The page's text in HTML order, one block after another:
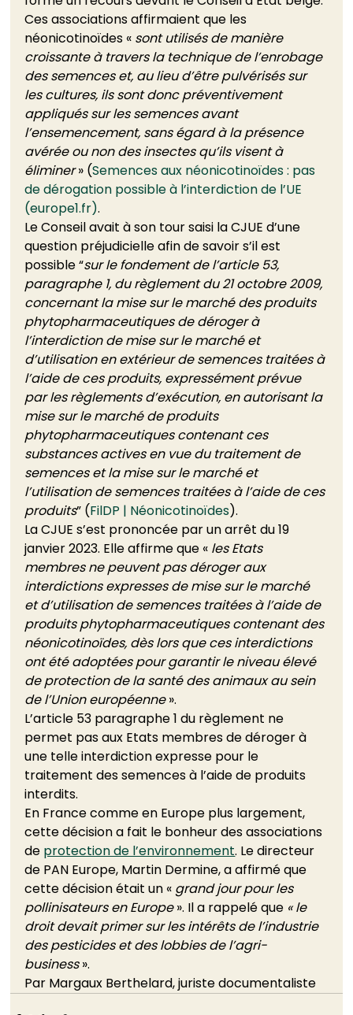
Ces associations affirmaient que les
néonicotinoïdes « sont utilisés de manière
croissante à travers la technique de l’enrobage
des semences et, au lieu d’être pulvérisés sur
les cultures, ils sont donc préventivement
appliqués sur les semences avant
l’ensemencement, sans égard à la présence
avérée ou non des insectes qu’ils visent à
éliminer » (Semences aux néonicotinoïdes : pas
de dérogation possible à l’interdiction de l’UE
(europe1.fr).
Le Conseil avait à son tour saisi la CJUE d’une
question préjudicielle afin de savoir s’il est
possible “sur le fondement de l’article 53,
paragraphe 1, du règlement du 21 octobre 2009,
concernant la mise sur le marché des produits
phytopharmaceutiques de déroger à
l’interdiction de mise sur le marché et
d’utilisation en extérieur de semences traitées à
l’aide de ces produits, expressément prévue
par les règlements d’exécution, en autorisant la
mise sur le marché de produits
phytopharmaceutiques contenant ces
substances actives en vue du traitement de
semences et la mise sur le marché et
l’utilisation de semences traitées à l’aide de ces
produits” (FilDP | Néonicotinoïdes).
La CJUE s’est prononcée par un arrêt du 19
janvier 2023. Elle affirme que « les Etats
membres ne peuvent pas déroger aux
interdictions expresses de mise sur le marché
et d’utilisation de semences traitées à l’aide de
produits phytopharmaceutiques contenant des
néonicotinoïdes, dès lors que ces interdictions
ont été adoptées pour garantir le niveau élevé
de protection de la santé des animaux au sein
de l’Union européenne ».
L’article 53 paragraphe 1 du règlement ne
permet pas aux Etats membres de déroger à
une telle interdiction expresse pour le
traitement des semences à l’aide de produits
interdits.
En France comme en Europe plus largement,
cette décision a fait le bonheur des associations
de protection de l’environnement. Le directeur
de PAN Europe, Martin Dermine, a affirmé que
cette décision était un « grand jour pour les
pollinisateurs en Europe ». Il a rappelé que « le
droit devait primer sur les intérêts de l’industrie
des pesticides et des lobbies de l’agri-
business ».
Par Margaux Berthelard, juriste documentaliste